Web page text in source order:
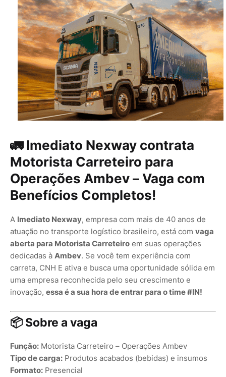
🚛 Imediato Nexway contrata
Motorista Carreteiro para
Operações Ambev – Vaga com
Benefícios Completos!
A Imediato Nexway, empresa com mais de 40 anos de
atuação no transporte logístico brasileiro, está com vaga
aberta para Motorista Carreteiro em suas operações
dedicadas à Ambev. Se você tem experiência com
carreta, CNH E ativa e busca uma oportunidade sólida em
uma empresa reconhecida pelo seu crescimento e
inovação, essa é a sua hora de entrar para o time #IN!
📦 Sobre a vaga
Função: Motorista Carreteiro – Operações Ambev
Tipo de carga: Produtos acabados (bebidas) e insumos
Formato: Presencial